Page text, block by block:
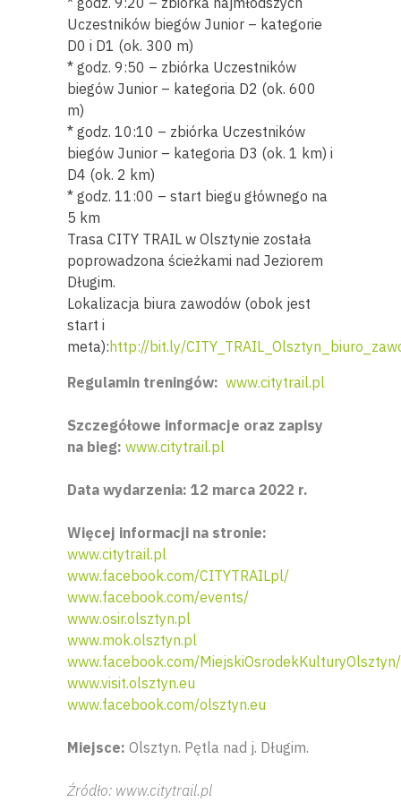
Uczestników biegów Junior – kategorie
D0 i D1 (ok. 300 m)
* godz. 9:50 – zbiórka Uczestników
biegów Junior – kategoria D2 (ok. 600
m)
* godz. 10:10 – zbiórka Uczestników
biegów Junior – kategoria D3 (ok. 1 km) i
D4 (ok. 2 km)
* godz. 11:00 – start biegu głównego na
5 km
Trasa CITY TRAIL w Olsztynie została
poprowadzona ścieżkami nad Jeziorem
Długim.
Lokalizacja biura zawodów (obok jest
start i
meta): http://bit.ly/
Regulamin treningów: www.citytrail.pl
Szczegółowe informacje oraz zapisy
na bieg: www.citytrail.pl
Data wydarzenia: 12 marca 2022 r.
Więcej informacji na stronie:
www.citytrail.pl
www.facebook.com/CITYTRAILpl/
www.facebook.com/events/
www.osir.olsztyn.pl
www.mok.olsztyn.pl
www.facebook.com/MiejskiOsrodekKulturyOlsztyn/
www.visit.olsztyn.eu
www.facebook.com/olsztyn.eu
Miejsce: Olsztyn. Pętla nad j. Długim.
Źródło: www.citytrail.pl